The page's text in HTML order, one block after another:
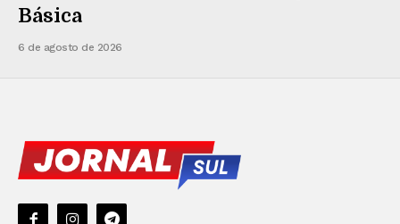
Básica
6 de agosto de 2026